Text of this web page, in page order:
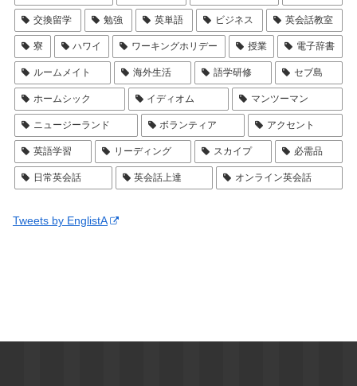
交換留学 勉強 英単語 ビジネス 英会話教室
寮 ハワイ ワーキングホリデー 授業 電子辞書
ルームメイト 海外生活 語学研修 セブ島
ホームシック イディオム マンツーマン
ニュージーランド ボランティア アクセント
英語学習 リーディング スカイプ 必需品
日常英会話 英会話上達 オンライン英会話
Tweets by EnglistA